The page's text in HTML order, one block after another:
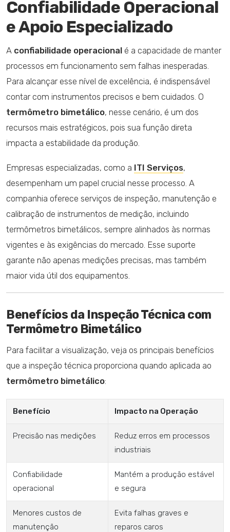
Confiabilidade Operacional
e Apoio Especializado
A confiabilidade operacional é a capacidade de manter
processos em funcionamento sem falhas inesperadas.
Para alcançar esse nível de excelência, é indispensável
contar com instrumentos precisos e bem cuidados. O
termômetro bimetálico, nesse cenário, é um dos
recursos mais estratégicos, pois sua função direta
impacta a estabilidade da produção.
Empresas especializadas, como a ITI Serviços,
desempenham um papel crucial nesse processo. A
companhia oferece serviços de inspeção, manutenção e
calibração de instrumentos de medição, incluindo
termômetros bimetálicos, sempre alinhados às normas
vigentes e às exigências do mercado. Esse suporte
garante não apenas medições precisas, mas também
maior vida útil dos equipamentos.
Benefícios da Inspeção Técnica com
Termômetro Bimetálico
Para facilitar a visualização, veja os principais benefícios
que a inspeção técnica proporciona quando aplicada ao
termômetro bimetálico:
Benefício Impacto na Operação
Precisão nas medições
Reduz erros em processos
industriais
Confiabilidade
operacional
Mantém a produção estável
e segura
Menores custos de
manutenção
Evita falhas graves e
reparos caros